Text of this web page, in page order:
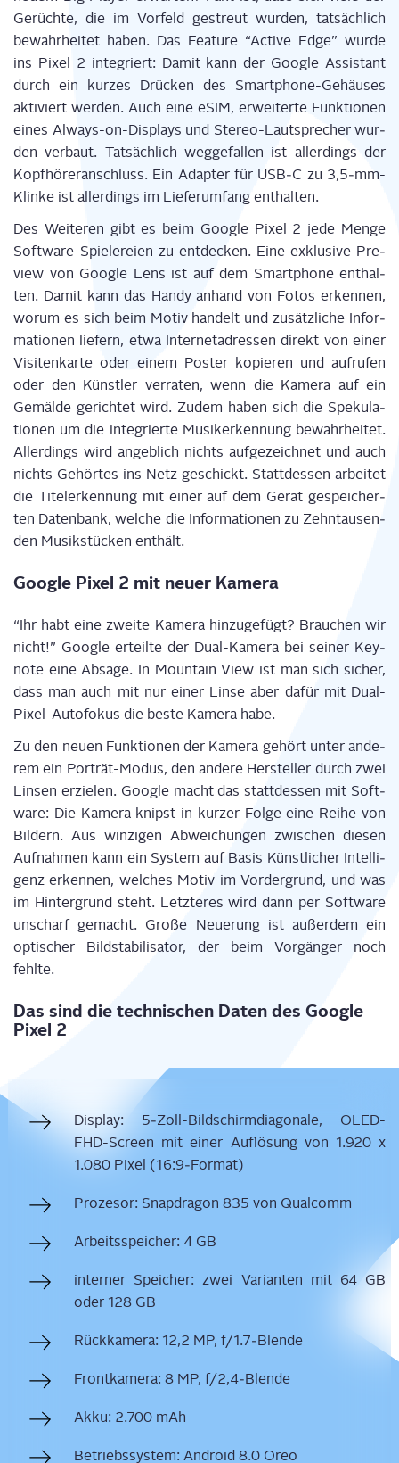
Gerüch­te, die im Vor­feld gestreut wur­den, tat­säch­lich
bewahr­hei­tet haben. Das Fea­ture “Acti­ve Edge” wur­de
ins Pixel 2 inte­griert: Damit kann der Goog­le Assistant
durch ein kur­zes Drü­cken des Smart­phone-Gehäu­ses
akti­viert wer­den. Auch eine eSIM, erwei­ter­te Funk­tio­nen
eines Always-on-Dis­plays und Ste­reo-Laut­spre­cher wur­
den ver­baut. Tat­säch­lich weg­ge­fal­len ist aller­dings der
Kopf­hö­rer­an­schluss. Ein Adap­ter für USB‑C zu 3,5‑mm-
Klinke ist aller­dings im Lie­fer­um­fang enthalten.
Des Wei­te­ren gibt es beim Goog­le Pixel 2 jede Men­ge
Soft­ware-Spie­le­rei­en zu ent­de­cken. Eine exklu­si­ve Pre­
view von Goog­le Lens ist auf dem Smart­phone ent­hal­
ten. Damit kann das Han­dy anhand von Fotos erken­nen,
wor­um es sich beim Motiv han­delt und zusätz­li­che Infor­
ma­tio­nen lie­fern, etwa Inter­net­adres­sen direkt von einer
Visi­ten­kar­te oder einem Pos­ter kopie­ren und auf­ru­fen
oder den Künst­ler ver­ra­ten, wenn die Kame­ra auf ein
Gemäl­de gerich­tet wird. Zudem haben sich die Spe­ku­la­
tio­nen um die inte­grier­te Musik­erken­nung bewahr­hei­tet.
Aller­dings wird angeb­lich nichts auf­ge­zeich­net und auch
nichts Gehör­tes ins Netz geschickt. Statt­des­sen arbei­tet
die Titel­er­ken­nung mit einer auf dem Gerät gespei­cher­
ten Daten­bank, wel­che die Infor­ma­tio­nen zu Zehn­tau­sen­
den Musik­stü­cken enthält.
Goog­le Pixel 2 mit neu­er Kamera
“Ihr habt eine zwei­te Kame­ra hin­zu­ge­fügt? Brau­chen wir
nicht!” Goog­le erteil­te der Dual-Kame­ra bei sei­ner Key­
note eine Absa­ge. In Moun­tain View ist man sich sicher,
dass man auch mit nur einer Lin­se aber dafür mit Dual-
Pixel-Auto­fo­kus die bes­te Kame­ra habe.
Zu den neu­en Funk­tio­nen der Kame­ra gehört unter ande­
rem ein Por­trät-Modus, den ande­re Her­stel­ler durch zwei
Lin­sen erzie­len. Goog­le macht das statt­des­sen mit Soft­
ware: Die Kame­ra knipst in kur­zer Fol­ge eine Rei­he von
Bil­dern. Aus win­zi­gen Abwei­chun­gen zwi­schen die­sen
Auf­nah­men kann ein Sys­tem auf Basis Künst­li­cher Intel­li­
genz erken­nen, wel­ches Motiv im Vor­der­grund, und was
im Hin­ter­grund steht. Letz­te­res wird dann per Soft­ware
unscharf gemacht. Gro­ße Neue­rung ist außer­dem ein
opti­scher Bild­sta­bi­li­sa­tor, der beim Vor­gän­ger noch
fehlte.
Das sind die tech­ni­schen Daten des Goog­le
Pixel 2
Dis­play: 5‑Zoll-Bild­schirm­dia­go­na­le, OLED-
FHD-Screen mit einer Auf­lö­sung von 1.920 x
1.080 Pixel (16:9‑Format)
Pro­ze­sor: Snapd­ra­gon 835 von Qualcomm
Arbeits­spei­cher: 4 GB
inter­ner Spei­cher: zwei Vari­an­ten mit 64 GB
oder 128 GB
Rück­ka­me­ra: 12,2 MP, f/1.7‑Blende
Front­ka­me­ra: 8 MP, f/2,4‑Blende
Akku: 2.700 mAh
Betriebs­sys­tem: Android 8.0 Oreo